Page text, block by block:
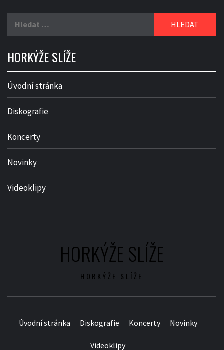
HORKÝŽE SLÍŽE
Úvodní stránka
Diskografie
Koncerty
Novinky
Videoklipy
HORKÝŽE SLÍŽE
HORKÝŽE SLÍŽE
Úvodní stránka Diskografie Koncerty Novinky
Videoklipy